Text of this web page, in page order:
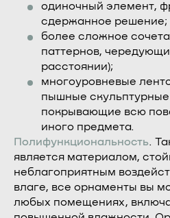
одиночный элемент,
сдержанное решение;
более сложное
паттернов,
расстоянии);
многоуровневые
пышные
покрывающие всю
иного предмета.
Полифункциональность.
является материалом,
неблагоприятным
влаге, все орнаменты вы
любых помещениях,